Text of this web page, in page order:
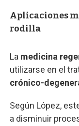
Aplicaciones
rodilla
La medicina
utilizarse en el
crónico-
Según López,
a disminuir